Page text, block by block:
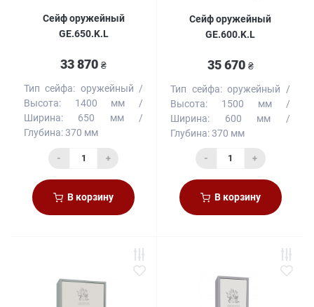
Сейф оружейный
GE.650.K.L
33 870 ₴
Тип сейфа: оружейный
Высота:
1400 мм
Ширина:
650 мм
Глубина:370 мм
- +
В корзину
Сейф оружейный
GE.600.K.L
35 670 ₴
Тип сейфа: оружейный
Высота:
1500 мм
Ширина:
600 мм
Глубина:370 мм
- +
В корзину